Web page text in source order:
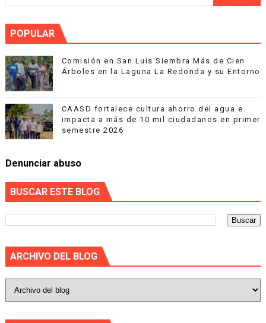
POPULAR
Comisión en San Luis Siembra Más de Cien
Árboles en la Laguna La Redonda y su Entorno
CAASD fortalece cultura ahorro del agua e
impacta a más de 10 mil ciudadanos en primer
semestre 2026
Denunciar abuso
BUSCAR ESTE BLOG
ARCHIVO DEL BLOG